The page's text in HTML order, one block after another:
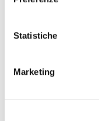
Statistiche
Marketing